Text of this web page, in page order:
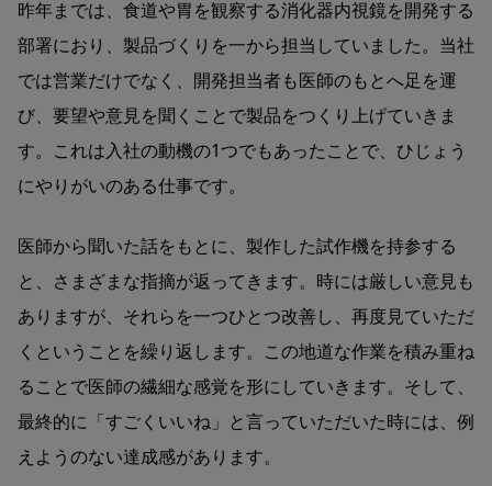
昨年までは、食道や胃を観察する消化器内視鏡を開発する
部署におり、製品づくりを一から担当していました。当社
では営業だけでなく、開発担当者も医師のもとへ足を運
び、要望や意見を聞くことで製品をつくり上げていきま
す。これは入社の動機の1つでもあったことで、ひじょう
にやりがいのある仕事です。
医師から聞いた話をもとに、製作した試作機を持参する
と、さまざまな指摘が返ってきます。時には厳しい意見も
ありますが、それらを一つひとつ改善し、再度見ていただ
くということを繰り返します。この地道な作業を積み重ね
ることで医師の繊細な感覚を形にしていきます。そして、
最終的に「すごくいいね」と言っていただいた時には、例
えようのない達成感があります。